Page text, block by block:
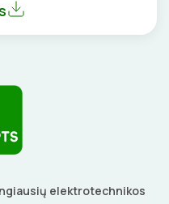
elektrotechnikos